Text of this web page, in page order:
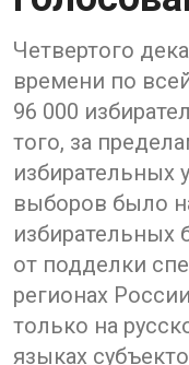
Четвертого
времени по
96 000
того, за
избирательных
выборов было
от подделки
регионах
только на
языках